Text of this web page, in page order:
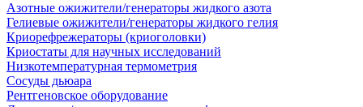
Азотные ожижители/генераторы жидкого азота
Гелиевые ожижители/генераторы жидкого гелия
Криорефрежераторы (криоголовки)
Криостаты для научных исследований
Низкотемпературная термометрия
Сосуды дьюара
Рентгеновское оборудование